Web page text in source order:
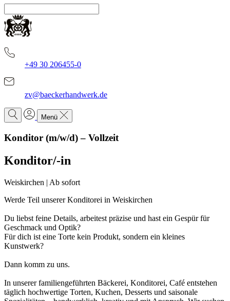
+49 30 206455-0
zv@baeckerhandwerk.de
Menü
Konditor (m/w/d) – Vollzeit
Konditor/-in
Weiskirchen | Ab sofort
Werde Teil unserer Konditorei in Weiskirchen
Du liebst feine Details, arbeitest präzise und hast ein Gespür für
Geschmack und Optik?
Für dich ist eine Torte kein Produkt, sondern ein kleines
Kunstwerk?
Dann komm zu uns.
In unserer familiengeführten Bäckerei, Konditorei, Café entstehen
täglich hochwertige Torten, Kuchen, Desserts und saisonale